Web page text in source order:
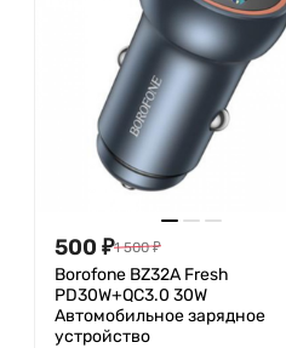
500 ₽1 500 ₽
Borofone BZ32A Fresh
PD30W+QC3.0 30W
Автомобильное зарядное
устройство